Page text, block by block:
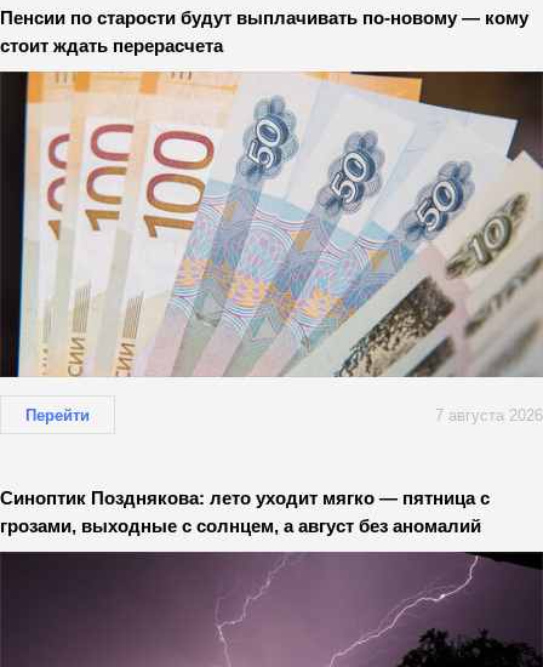
Пенсии по старости будут выплачивать по-новому — кому
стоит ждать перерасчета
Перейти 7 августа 2026
Синоптик Позднякова: лето уходит мягко — пятница с
грозами, выходные с солнцем, а август без аномалий